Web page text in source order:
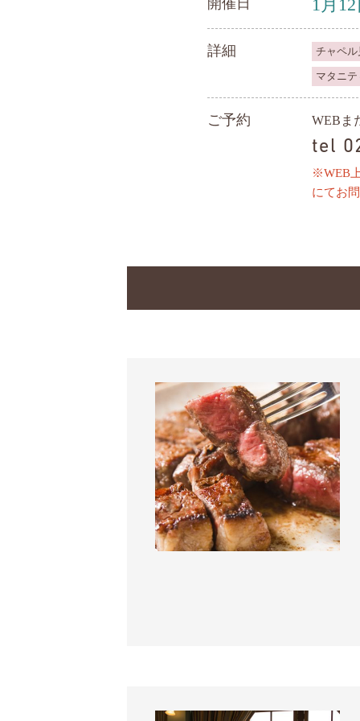
1月12
詳細 チャペル
マタニ
ご予約 WEBま
tel
※WEB
にてお